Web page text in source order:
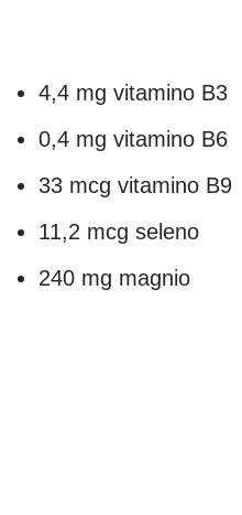
4,4 mg vitamino B3
0,4 mg vitamino B6
33 mcg vitamino B9
11,2 mcg seleno
240 mg magnio